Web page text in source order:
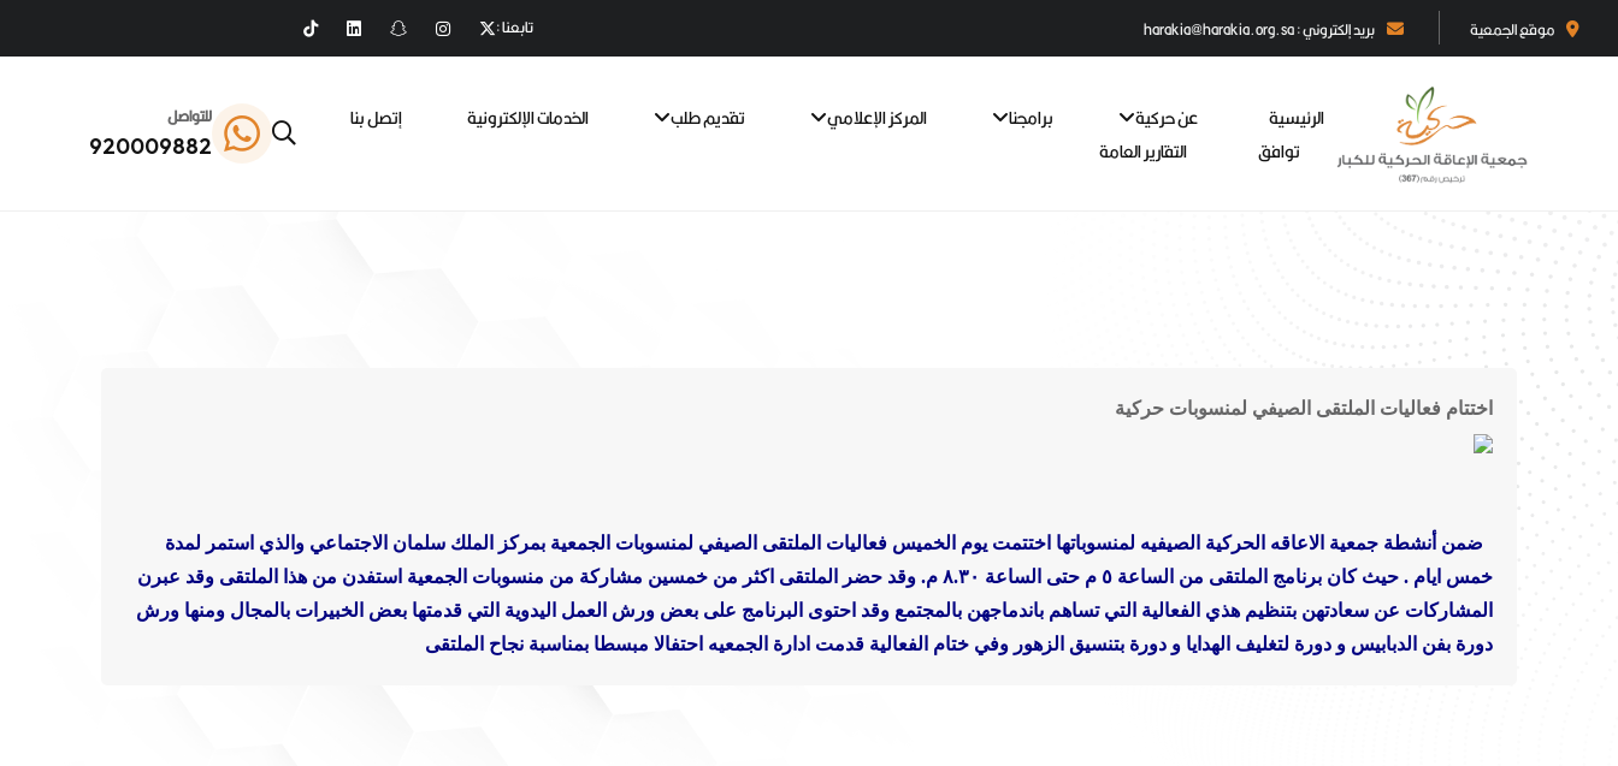
موقع الجمعية بريد إلكتروني : harakia@harakia.org.sa تابعنا :
الرئيسية عن حركية برامجنا المركز الإعلامي تقديم طلب الخدمات الإلكترونية
إتصل بنا
توافق
التقارير العامة
للتواصل
920009882
اختتام فعاليات الملتقى الصيفي لمنسوبات حركية
ضمن أنشطة جمعية الاعاقه الحركية الصيفيه لمنسوباتها اختتمت يوم الخميس فعاليات الملتقى الصيفي لمنسوبات الجمعية بمركز الملك سلمان الاجتماعي والذي استمر لمدة
خمس ايام . حيث كان برنامج الملتقى من الساعة ٥ م حتى الساعة ٨.٣٠ م. وقد حضر الملتقى اكثر من خمسين مشاركة من منسوبات الجمعية استفدن من هذا الملتقى وقد عبرن
المشاركات عن سعادتهن بتنظيم هذي الفعالية التي تساهم باندماجهن بالمجتمع وقد احتوى البرنامج على بعض ورش العمل اليدوية التي قدمتها بعض الخبيرات بالمجال ومنها ورش
دورة بفن الدبابيس و دورة لتغليف الهدايا و دورة بتنسيق الزهور وفي ختام الفعالية قدمت ادارة الجمعيه احتفالا مبسطا بمناسبة نجاح الملتقى